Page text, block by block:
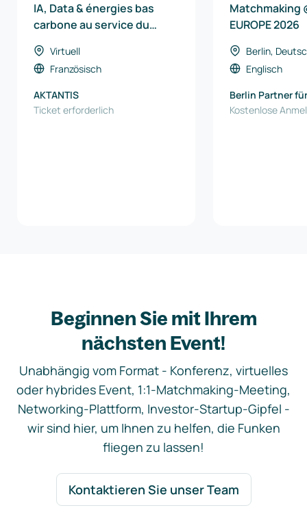
IA, Data & énergies bas
carbone au service du
Virtuell
Französisch
AKTANTIS
Ticket erforderlich
Matchmaking
EUROPE 2026
Berlin,
Englisch
Berlin Partner
und
Kostenlose
Beginnen Sie mit Ihrem
nächsten Event!
Unabhängig vom Format - Konferenz, virtuelles
oder hybrides Event, 1:1-Matchmaking-Meeting,
Networking-Plattform, Investor-Startup-Gipfel -
wir sind hier, um Ihnen zu helfen, die Funken
fliegen zu lassen!
Kontaktieren Sie unser Team